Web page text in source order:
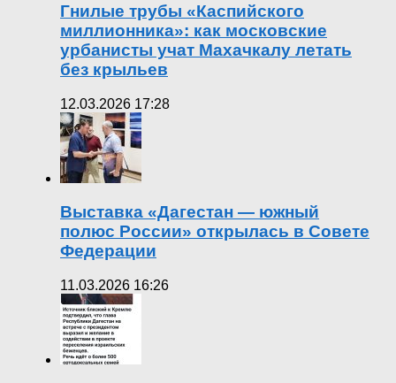
Гнилые трубы «Каспийского
миллионника»: как московские
урбанисты учат Махачкалу летать
без крыльев
12.03.2026 17:28
Выставка «Дагестан — южный
полюс России» открылась в Совете
Федерации
11.03.2026 16:26